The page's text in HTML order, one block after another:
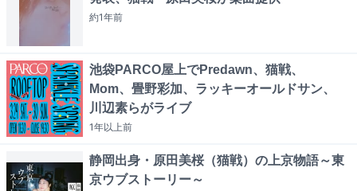
約1年前
池袋PARCO屋上でPredawn、猫戦、
Mom、畳野彩加、ラッキーオールドサン、
川辺素らがライブ
1年以上前
静岡出身・原田美桜（猫戦）の上京物語～東
京ウブストーリー～